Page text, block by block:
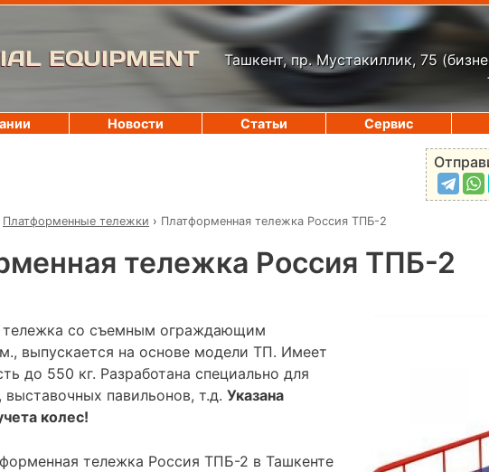
EQUIPMENT Ташкент, пр. Мустакиллик, 75
Платформенные тележки › Платформенная тележка Россия ТПБ-2
тележка Россия ТПБ-2
тележка сo съемным ограждающим
выпускается на основе модели ТП. Имеет
до 550 кг. Разработана специально для
выставочных павильонов, т.д. Указана
колес!
тележка Россия ТПБ-2 в Ташкенте
Новости Статьи Сервис